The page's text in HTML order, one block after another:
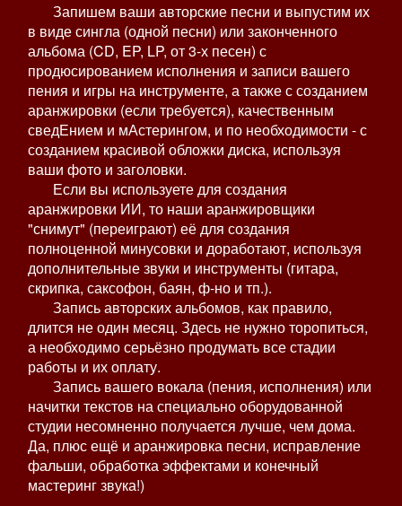
Запишем ваши авторские песни и выпустим их
в виде сингла (одной песни) или законченного
альбома (CD, EP, LP, от 3-х песен) с
продюсированием исполнения и записи вашего
пения и игры на инструменте, а также с созданием
аранжировки (если требуется), качественным
сведЕнием и мАстерингом, и по необходимости - с
созданием красивой обложки диска, используя
ваши фото и заголовки.
Если вы используете для создания
аранжировки ИИ, то наши аранжировщики
"снимут" (переиграют) её для создания
полноценной минусовки и доработают, используя
дополнительные звуки и инструменты (гитара,
скрипка, саксофон, баян, ф-но и тп.).
Запись авторских альбомов, как правило,
длится не один месяц. Здесь не нужно торопиться,
а необходимо серьёзно продумать все стадии
работы и их оплату.
Запись вашего вокала (пения, исполнения) или
начитки текстов на специально оборудованной
студии несомненно получается лучше, чем дома.
Да, плюс ещё и аранжировка песни, исправление
фальши, обработка эффектами и конечный
мастеринг звука!)